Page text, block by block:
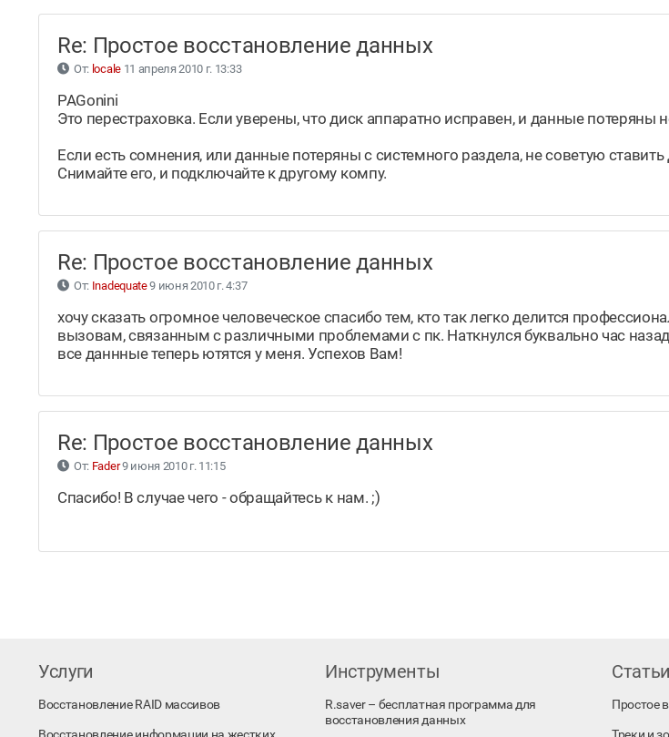
Re: Простое восстановление данных
От: locale11 апреля 2010 г. 13:33
PAGonini
Это перестраховка. Если уверены, что диск аппаратно исправен, и данные потеряны
Если есть сомнения, или данные потеряны с системного раздела, не советую
Снимайте его, и подключайте к другому компу.
Re: Простое восстановление данных
От: Inadequate9 июня 2010 г. 4:37
хочу сказать огромное человеческое спасибо тем, кто так легко делится
вызовам, связанным с различными проблемами с пк. Наткнулся буквально час
все даннные теперь ютятся у меня. Успехов Вам!
Re: Простое восстановление данных
От: Fader9 июня 2010 г. 11:15
Спасибо! В случае чего - обращайтесь к нам. ;)
Услуги
Восстановление RAID массивов
Инструменты
R.saver – бесплатная программа для
восстановления данных
Статьи
Простое